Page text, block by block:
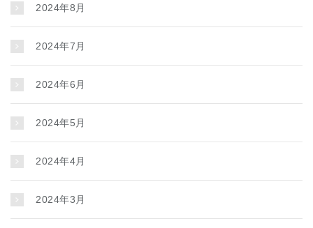
2024年8月
2024年7月
2024年6月
2024年5月
2024年4月
2024年3月